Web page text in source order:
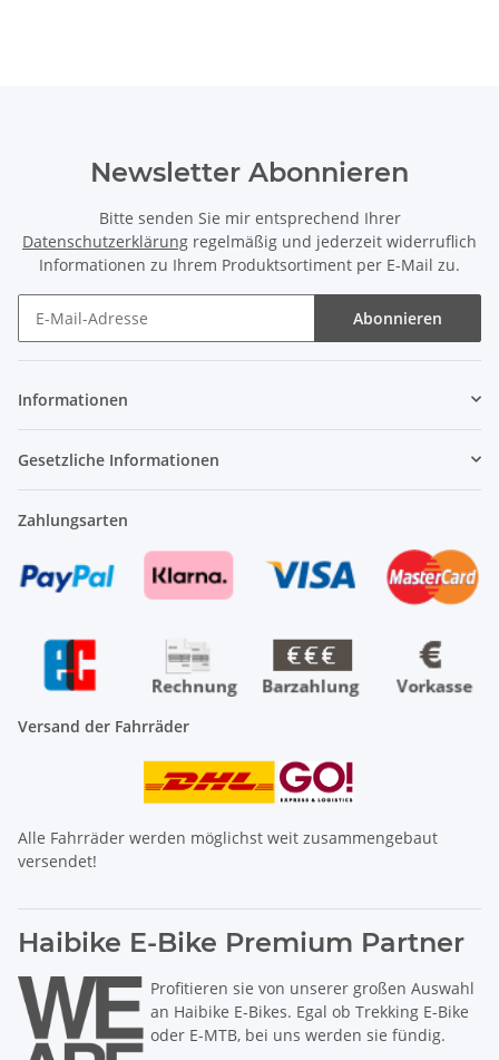
Newsletter Abonnieren
Bitte senden Sie mir entsprechend Ihrer
Datenschutzerklärung regelmäßig und jederzeit widerruflich
Informationen zu Ihrem Produktsortiment per E-Mail zu.
Abonnieren
Informationen
Gesetzliche Informationen
Zahlungsarten
Versand der Fahrräder
Alle Fahrräder werden möglichst weit zusammengebaut
versendet!
Haibike E-Bike Premium Partner
Profitieren sie von unserer großen Auswahl
an Haibike E-Bikes. Egal ob Trekking E-Bike
oder E-MTB, bei uns werden sie fündig.